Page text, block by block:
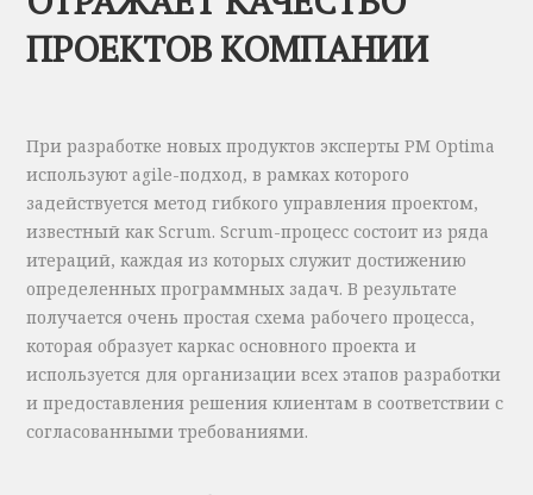
ПРОЕКТОВ КОМПАНИИ
При разработке новых продуктов эксперты PM Optima
используют agile-подход, в рамках которого
задействуется метод гибкого управления проектом,
известный как Scrum. Scrum-процесс состоит из ряда
итераций, каждая из которых служит достижению
определенных программных задач. В результате
получается очень простая схема рабочего процесса,
которая образует каркас основного проекта и
используется для организации всех этапов разработки
и предоставления решения клиентам в соответствии с
согласованными требованиями.